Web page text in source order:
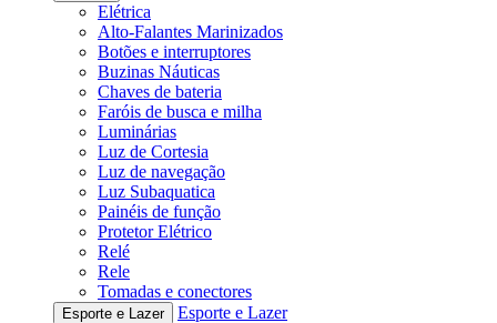
Elétrica
Alto-Falantes Marinizados
Botões e interruptores
Buzinas Náuticas
Chaves de bateria
Faróis de busca e milha
Luminárias
Luz de Cortesia
Luz de navegação
Luz Subaquatica
Painéis de função
Protetor Elétrico
Relé
Rele
Tomadas e conectores
Esporte e Lazer
Esporte e Lazer